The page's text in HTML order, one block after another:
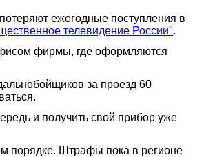
ежегодные поступления в
телевидение России".
фирмы, где оформляются
за проезд 60
и получить свой прибор уже
порядке. Штрафы пока в регионе